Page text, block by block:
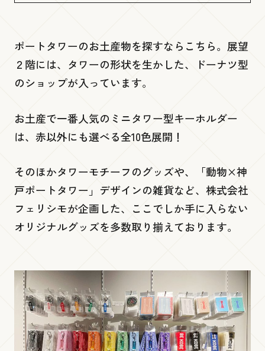
低層３階・４階
PORT TERRACE
低層２階
イコリ
ポートアレイ 『灘五郷酒店 神戸ポートタ
ワー店』
低層１階
Ready go round mini
チケット売り場・インフォメーション
ポートタワーのお土産物を探すならこちら。展望
２階には、タワーの形状を生かした、ドーナツ型
のショップが入っています。
お土産で一番人気のミニタワー型キーホルダー
は、赤以外にも選べる全10色展開！
そのほかタワーモチーフのグッズや、「動物×神
戸ポートタワー」デザインの雑貨など、株式会社
フェリシモが企画した、ここでしか手に入らない
オリジナルグッズを多数取り揃えております。